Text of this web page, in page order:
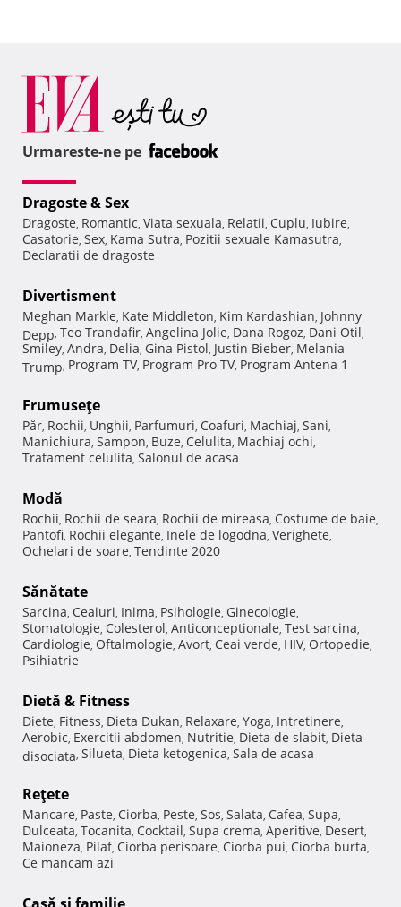
Urmareste-ne pe
Dragoste & Sex
Dragoste, Romantic, Viata sexuala, Relatii, Cuplu, Iubire,
Casatorie, Sex, Kama Sutra, Pozitii sexuale Kamasutra,
Declaratii de dragoste
Divertisment
Meghan Markle, Kate Middleton, Kim Kardashian, Johnny
Depp, Teo Trandafir, Angelina Jolie, Dana Rogoz, Dani Otil,
Smiley, Andra, Delia, Gina Pistol, Justin Bieber, Melania
Trump, Program TV, Program Pro TV, Program Antena 1
Frumuseţe
Păr, Rochii, Unghii, Parfumuri, Coafuri, Machiaj, Sani,
Manichiura, Sampon, Buze, Celulita, Machiaj ochi,
Tratament celulita, Salonul de acasa
Modă
Rochii, Rochii de seara, Rochii de mireasa, Costume de baie,
Pantofi, Rochii elegante, Inele de logodna, Verighete,
Ochelari de soare, Tendinte 2020
Sănătate
Sarcina, Ceaiuri, Inima, Psihologie, Ginecologie,
Stomatologie, Colesterol, Anticonceptionale, Test sarcina,
Cardiologie, Oftalmologie, Avort, Ceai verde, HIV, Ortopedie,
Psihiatrie
Dietă & Fitness
Diete, Fitness, Dieta Dukan, Relaxare, Yoga, Intretinere,
Aerobic, Exercitii abdomen, Nutritie, Dieta de slabit, Dieta
disociata, Silueta, Dieta ketogenica, Sala de acasa
Reţete
Mancare, Paste, Ciorba, Peste, Sos, Salata, Cafea, Supa,
Dulceata, Tocanita, Cocktail, Supa crema, Aperitive, Desert,
Maioneza, Pilaf, Ciorba perisoare, Ciorba pui, Ciorba burta,
Ce mancam azi